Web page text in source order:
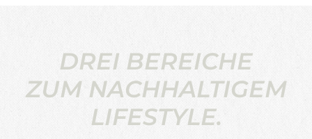
DREI BEREICHE
ZUM NACHHALTIGEM
LIFESTYLE.